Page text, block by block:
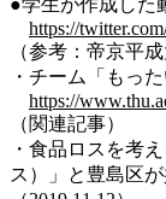
https://
（参考：帝京平
・チーム「もっ
https://
（関連記事）
・食品ロスを考
ス）」と豊島区